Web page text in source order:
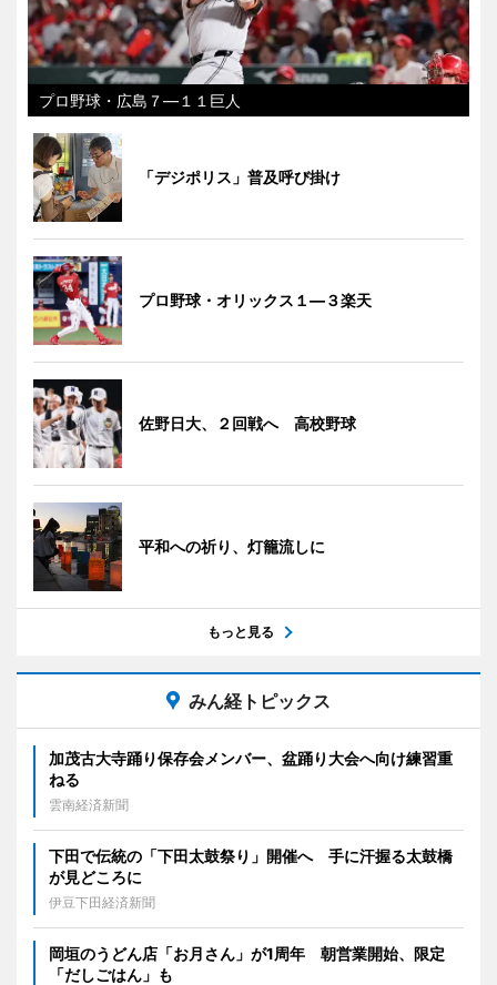
プロ野球・広島７―１１巨人
「デジポリス」普及呼び掛け
プロ野球・オリックス１―３楽天
佐野日大、２回戦へ 高校野球
平和への祈り、灯籠流しに
もっと見る
みん経トピックス
加茂古大寺踊り保存会メンバー、盆踊り大会へ向け練習重
ねる
雲南経済新聞
下田で伝統の「下田太鼓祭り」開催へ 手に汗握る太鼓橋
が見どころに
伊豆下田経済新聞
岡垣のうどん店「お月さん」が1周年 朝営業開始、限定
「だしごはん」も